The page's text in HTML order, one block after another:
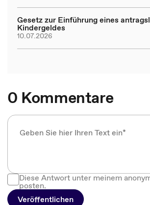
Gesetz zur Einführung eines
Kindergeldes
10.07.2026
0 Kommentare
Diese Antwort unter meinem
posten.
Veröffentlichen